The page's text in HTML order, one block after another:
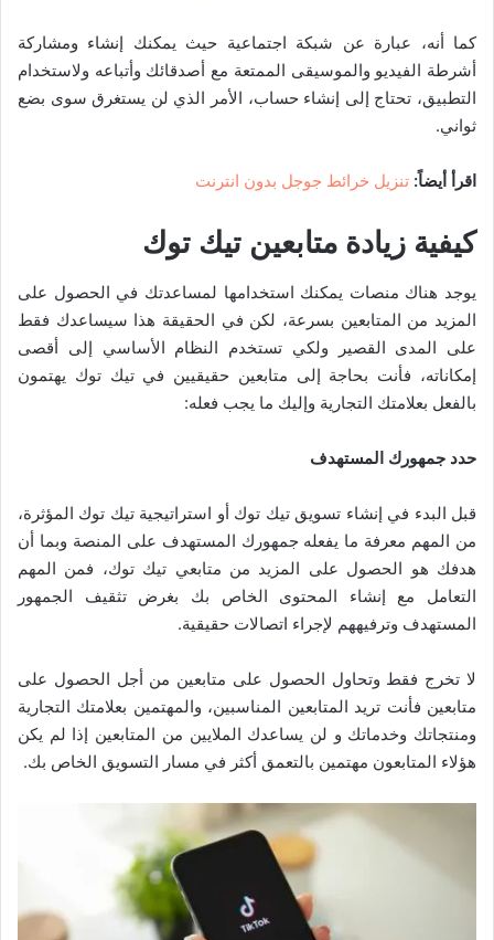
كما أنه، عبارة عن شبكة اجتماعية حيث يمكنك إنشاء ومشاركة
أشرطة الفيديو والموسيقى الممتعة مع أصدقائك وأتباعه ولاستخدام
التطبيق، تحتاج إلى إنشاء حساب، الأمر الذي لن يستغرق سوى بضع
ثواني.
اقرأ أيضاً: تنزيل خرائط جوجل بدون انترنت
كيفية زيادة متابعين تيك توك
يوجد هناك منصات يمكنك استخدامها لمساعدتك في الحصول على
المزيد من المتابعين بسرعة، لكن في الحقيقة هذا سيساعدك فقط
على المدى القصير ولكي تستخدم النظام الأساسي إلى أقصى
إمكاناته، فأنت بحاجة إلى متابعين حقيقيين في تيك توك يهتمون
بالفعل بعلامتك التجارية وإليك ما يجب فعله:
حدد جمهورك المستهدف
قبل البدء في إنشاء تسويق تيك توك أو استراتيجية تيك توك المؤثرة،
من المهم معرفة ما يفعله جمهورك المستهدف على المنصة وبما أن
هدفك هو الحصول على المزيد من متابعي تيك توك، فمن المهم
التعامل مع إنشاء المحتوى الخاص بك بغرض تثقيف الجمهور
المستهدف وترفيههم لإجراء اتصالات حقيقية.
لا تخرج فقط وتحاول الحصول على متابعين من أجل الحصول على
متابعين فأنت تريد المتابعين المناسبين، والمهتمين بعلامتك التجارية
ومنتجاتك وخدماتك و لن يساعدك الملايين من المتابعين إذا لم يكن
هؤلاء المتابعون مهتمين بالتعمق أكثر في مسار التسويق الخاص بك.